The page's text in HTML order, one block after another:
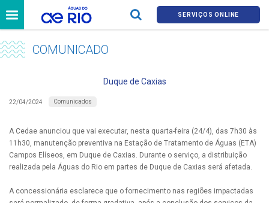
SERVIÇOS ONLINE
COMUNICADO
Duque de Caxias
22/04/2024 Comunicados
A Cedae anunciou que vai executar, nesta quarta-feira (24/4), das 7h30 às
11h30, manutenção preventiva na Estação de Tratamento de Águas (ETA)
Campos Elíseos, em Duque de Caxias. Durante o serviço, a distribuição
realizada pela Águas do Rio em partes de Duque de Caxias será afetada.
A concessionária esclarece que o fornecimento nas regiões impactadas